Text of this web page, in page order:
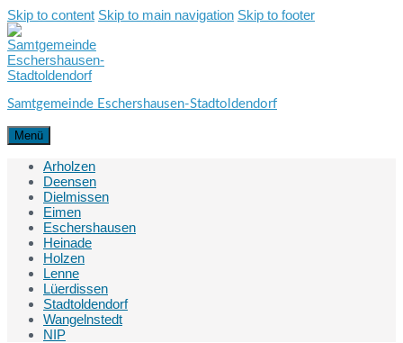
Skip to content Skip to main navigation Skip to footer
Samtgemeinde Eschershausen-Stadtoldendorf
Menü
Arholzen
Deensen
Dielmissen
Eimen
Eschershausen
Heinade
Holzen
Lenne
Lüerdissen
Stadtoldendorf
Wangelnstedt
NIP